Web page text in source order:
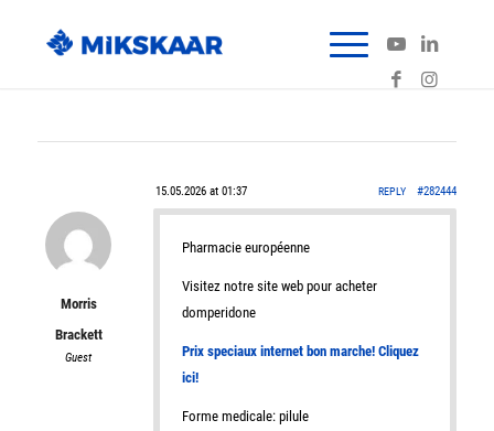
15.05.2026 at 01:37 #282444
REPLY
Morris
Brackett
Guest
Pharmacie européenne
Visitez notre site web pour acheter
domperidone
Prix speciaux internet bon marche! Cliquez
ici!
Forme medicale: pilule